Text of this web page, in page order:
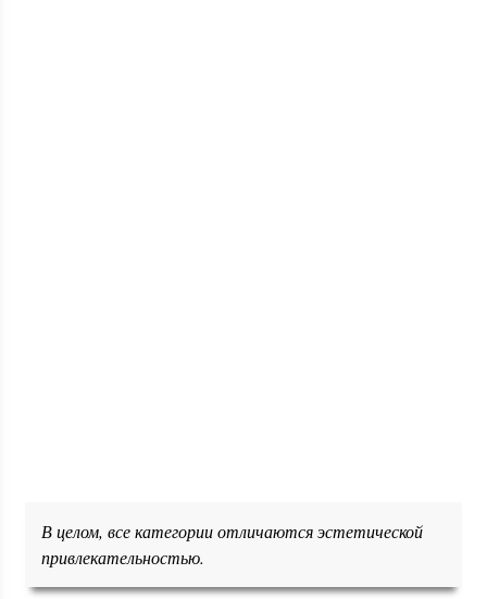
В целом, все категории отличаются эстетической
привлекательностью.